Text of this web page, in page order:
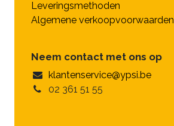
Leveringsmethoden
Algemene verkoopvoorwaarden
Neem contact met ons op
klantenservice@ypsi.be
02 361 51 55